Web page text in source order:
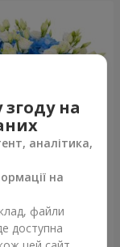
"Сільвія"
на
аналітика,
на
файли
доступна